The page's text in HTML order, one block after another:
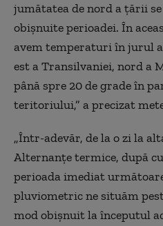
jumătatea de nord a țării
obișnuite perioadei. În
avem temperaturi în jurul
est a Transilvaniei, nord a
până spre 20 de grade în
teritoriului,” a precizat
„Într-adevăr, de la o zi la
Alternanțe termice, după
perioada imediat
pluviometric ne situăm
mod obișnuit la începutul